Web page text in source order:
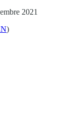
2021
)